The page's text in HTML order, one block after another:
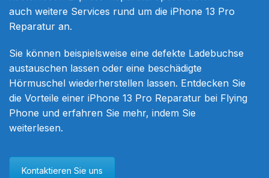
auch weitere Services rund um die iPhone 13 Pro
Reparatur an.
Sie können beispielsweise eine defekte Ladebuchse
austauschen lassen oder eine beschädigte
Hörmuschel wiederherstellen lassen. Entdecken Sie
die Vorteile einer iPhone 13 Pro Reparatur bei Flying
Phone und erfahren Sie mehr, indem Sie
weiterlesen.
Kontaktieren Sie uns